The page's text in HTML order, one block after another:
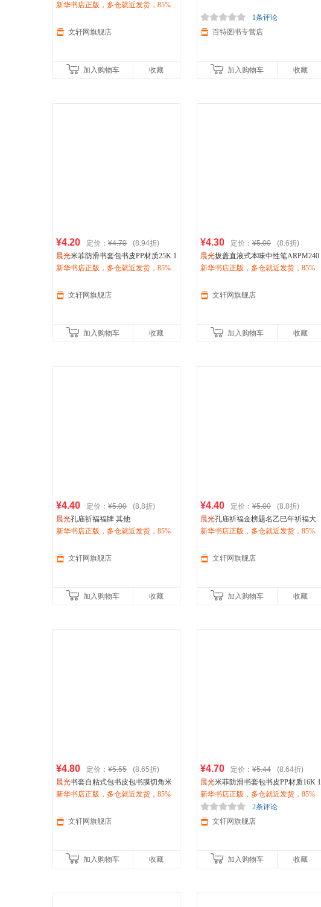
10本/包 其他
新华书店正版，多仓就近发货，85%
服！文轩网旗舰店
加入购物车 收藏
1条评论
百特图书专营店
加入购物车 收藏
¥4.20 定价： ¥4.70
(8.94折)
晨光米菲防滑书套包书皮PP材质25K 1
0张(小)赠姓名贴 其他
新华书店正版，多仓就近发货，85%
服！文轩网旗舰店
加入购物车 收藏
¥4.30 定价： ¥5.00
(8.6折)
晨光拔盖直液式本味中性笔ARPM240
1(红鸢)红0.5mm(支) 其他
新华书店正版，多仓就近发货，85%
服！文轩网旗舰店
加入购物车 收藏
¥4.40 定价： ¥5.00
(8.8折)
晨光孔庙祈福福牌 其他
新华书店正版，多仓就近发货，85%
服！文轩网旗舰店
加入购物车 收藏
¥4.40 定价： ¥5.00
(8.8折)
晨光孔庙祈福金榜题名乙巳年祈福大
典纪念摆件 其他
新华书店正版，多仓就近发货，85%
服！文轩网旗舰店
加入购物车 收藏
¥4.80 定价： ¥5.55
(8.65折)
晨光书套自粘式包书皮包书膜切角米
菲(小)10张/包赠姓名贴 其他
新华书店正版，多仓就近发货，85%
服！文轩网旗舰店
加入购物车 收藏
¥4.70 定价： ¥5.44
(8.64折)
晨光米菲防滑书套包书皮PP材质16K 1
0张(中)赠姓名贴 其他
新华书店正版，多仓就近发货，85%
城市次日达，团购优惠咨询在线客
服！
2条评论
文轩网旗舰店
加入购物车 收藏